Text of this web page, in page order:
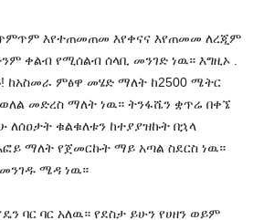
እየተጠመጠመ እየቀናና እየጠመመ ለረጂም
ቀልብ የሚሰልብ ሰላቢ መንገድ ነዉ። እግዚኦ .
ከአስመራ ምፅዋ መሄድ ማለት ከ2500 ሜትር
መድረስ ማለት ነዉ። ትንፋሼን ቋጥሬ በቀኜ
ለሰዐታት ቁልቁለቱን ከተያያዝኩት በኋላ
ማለት የጀመርኩት ማይ አጣል ስደርስ ነዉ።
ሜዳ ነዉ።
ባር ባር አለዉ። የደስታ ይሁን የሀዘን ወይም